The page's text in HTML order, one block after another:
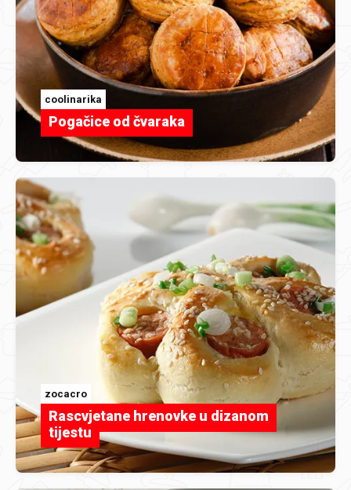
coolinarika
Pogačice od čvaraka
zocacro
Rascvjetane hrenovke u dizanom
tijestu